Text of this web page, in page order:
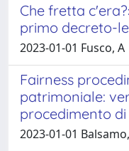
Che fretta
primo decreto-
2023-01-01 Fusco, A
Fairness
patrimoniale:
procedimento
2023-01-01